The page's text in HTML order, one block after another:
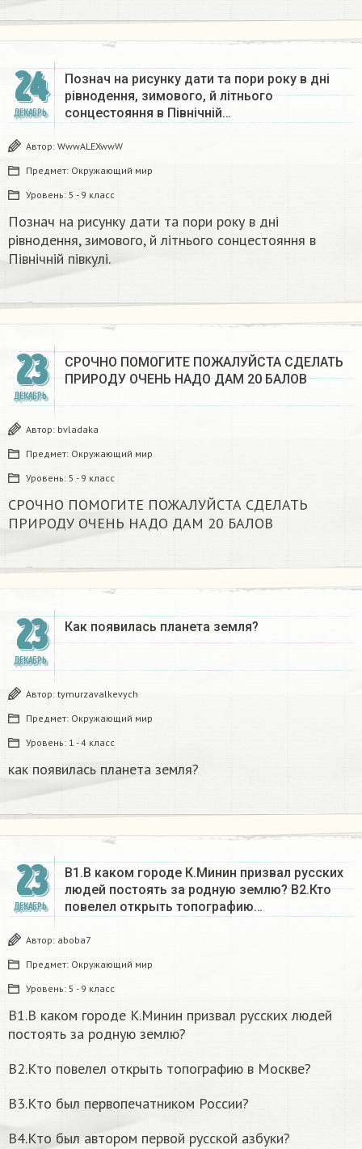
24
ДЕКАБРЬ
Познач на рисунку дати та пори року в дні
рівнодення, зимового, й літнього
сонцестояння в Північній…
Автор: WwwALEXwwW
Предмет: Окружающий мир
Уровень: 5 - 9 класс
Познач на рисунку дати та пори року в дні
рівнодення, зимового, й літнього сонцестояння в
Північній півкулі.
23
ДЕКАБРЬ
СРОЧНО ПОМОГИТЕ ПОЖАЛУЙСТА СДЕЛАТЬ
ПРИРОДУ ОЧЕНЬ НАДО ДАМ 20 БАЛОВ​
Автор: bvladaka
Предмет: Окружающий мир
Уровень: 5 - 9 класс
СРОЧНО ПОМОГИТЕ ПОЖАЛУЙСТА СДЕЛАТЬ
ПРИРОДУ ОЧЕНЬ НАДО ДАМ 20 БАЛОВ​
23
ДЕКАБРЬ
Как появилась планета земля?
Автор: tymurzavalkevych
Предмет: Окружающий мир
Уровень: 1 - 4 класс
как появилась планета земля?
23
ДЕКАБРЬ
В1.В каком городе К.Минин призвал русских
людей постоять за родную землю? B2.Кто
повелел открыть топографию…
Автор: aboba7
Предмет: Окружающий мир
Уровень: 5 - 9 класс
В1.В каком городе К.Минин призвал русских людей
постоять за родную землю?
B2.Кто повелел открыть топографию в Москве?
B3.Кто был первопечатником России?
B4.Кто был автором первой русской азбуки?